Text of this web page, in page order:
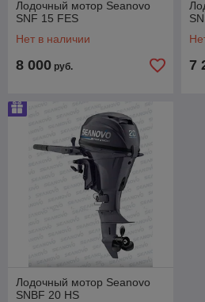
Лодочный мотор Seanovo
SNF 15 FES
Нет в наличии
8 000 руб. 7
Лодочный мотор Seanovo
SNBF 20 HS